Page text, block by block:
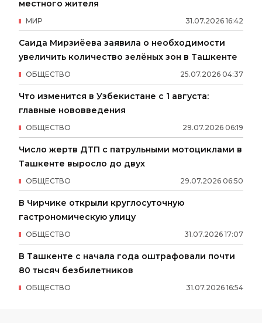
местного жителя
31.07.2026 16:42
МИР
Саида Мирзиёева заявила о необходимости
увеличить количество зелёных зон в Ташкенте
25.07.2026 04:37
ОБЩЕСТВО
Что изменится в Узбекистане с 1 августа:
главные нововведения
29.07.2026 06:19
ОБЩЕСТВО
Число жертв ДТП с патрульными мотоциклами в
Ташкенте выросло до двух
29.07.2026 06:50
ОБЩЕСТВО
В Чирчике открыли круглосуточную
гастрономическую улицу
31.07.2026 17:07
ОБЩЕСТВО
В Ташкенте с начала года оштрафовали почти
80 тысяч безбилетников
31.07.2026 16:54
ОБЩЕСТВО